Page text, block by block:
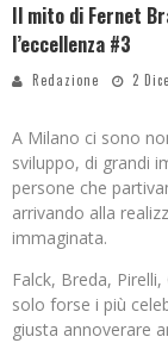
Il mito di Fernet
l’eccellenza #3
Redazione 2
A Milano ci sono
sviluppo, di grandi
persone che
arrivando alla
immaginata.
Falck, Breda,
solo forse i più
giusta annoverare